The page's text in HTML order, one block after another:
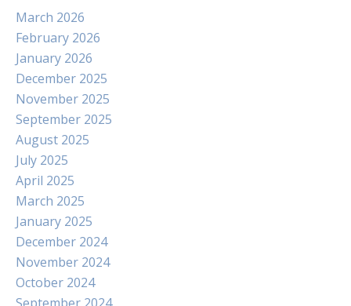
March 2026
February 2026
January 2026
December 2025
November 2025
September 2025
August 2025
July 2025
April 2025
March 2025
January 2025
December 2024
November 2024
October 2024